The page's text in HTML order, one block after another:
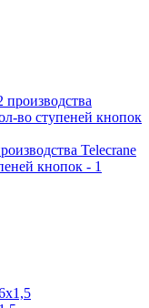
Telecrane
кнопок - 1